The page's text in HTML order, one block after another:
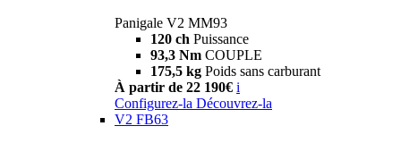
Panigale V2 MM93
120 ch Puissance
93,3 Nm COUPLE
175,5 kg Poids sans carburant
À partir de 22 190€ i
Configurez-la Découvrez-la
V2 FB63